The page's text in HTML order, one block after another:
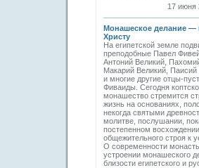
17 июня
Монашеское делание —
Христу
На египетской земле
преподобные Павел
Антоний Великий,
Макарий Великий, Паисий
и многие другие отцы-
Фиваиды. Сегодня
монашество стремится
жизнь на основаниях,
некогда святыми
молитве, послушании,
постепенном
общежительного строя к
О современности
устроении монашеского
близости египетского и